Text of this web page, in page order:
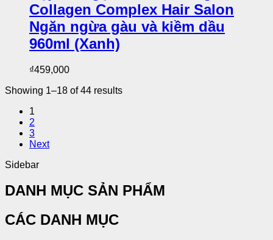
Collagen Complex Hair Salon
Ngăn ngừa gàu và kiềm dầu
960ml (Xanh)
₫459,000
Showing 1–18 of 44 results
1
2
3
Next
Sidebar
DANH MỤC SẢN PHẨM
CÁC DANH MỤC